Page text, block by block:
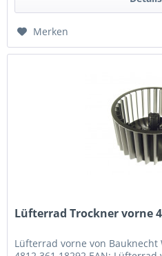
Merken
Lüfterrad Trockner vorne
Lüfterrad vorne von Bauknecht